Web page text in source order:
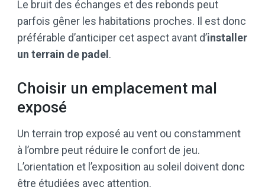
Le bruit des échanges et des rebonds peut
parfois gêner les habitations proches. Il est donc
préférable d’anticiper cet aspect avant d’installer
un terrain de padel .
Choisir un emplacement mal
exposé
Un terrain trop exposé au vent ou constamment
à l’ombre peut réduire le confort de jeu.
L’orientation et l’exposition au soleil doivent donc
être étudiées avec attention.